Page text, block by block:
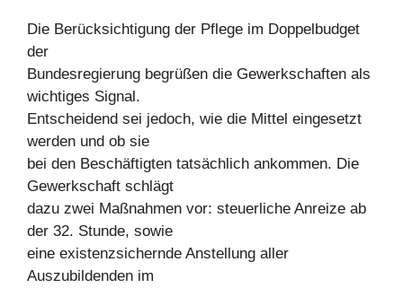
Die Berücksichtigung der Pflege im Doppelbudget
der
Bundesregierung begrüßen die Gewerkschaften als
wichtiges Signal.
Entscheidend sei jedoch, wie die Mittel eingesetzt
werden und ob sie
bei den Beschäftigten tatsächlich ankommen. Die
Gewerkschaft schlägt
dazu zwei Maßnahmen vor: steuerliche Anreize ab
der 32. Stunde, sowie
eine existenzsichernde Anstellung aller
Auszubildenden im